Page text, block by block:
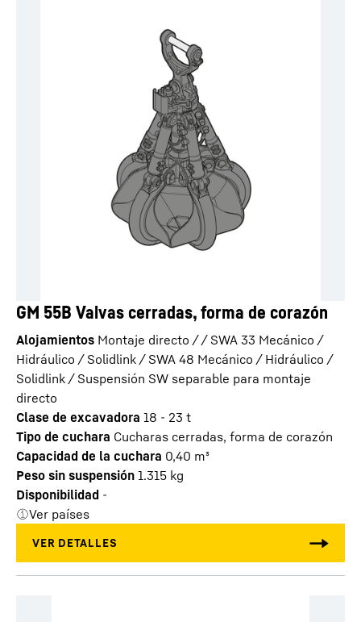
GM 55B Valvas cerradas, forma de corazón
Alojamientos Montaje directo / / SWA 33 Mecánico /
Hidráulico / Solidlink / SWA 48 Mecánico / Hidráulico /
Solidlink / Suspensión SW separable para montaje
directo
Clase de excavadora 18 - 23 t
Tipo de cuchara Cucharas cerradas, forma de corazón
Capacidad de la cuchara 0,40 m³
Peso sin suspensión 1.315 kg
Disponibilidad -
Ver países